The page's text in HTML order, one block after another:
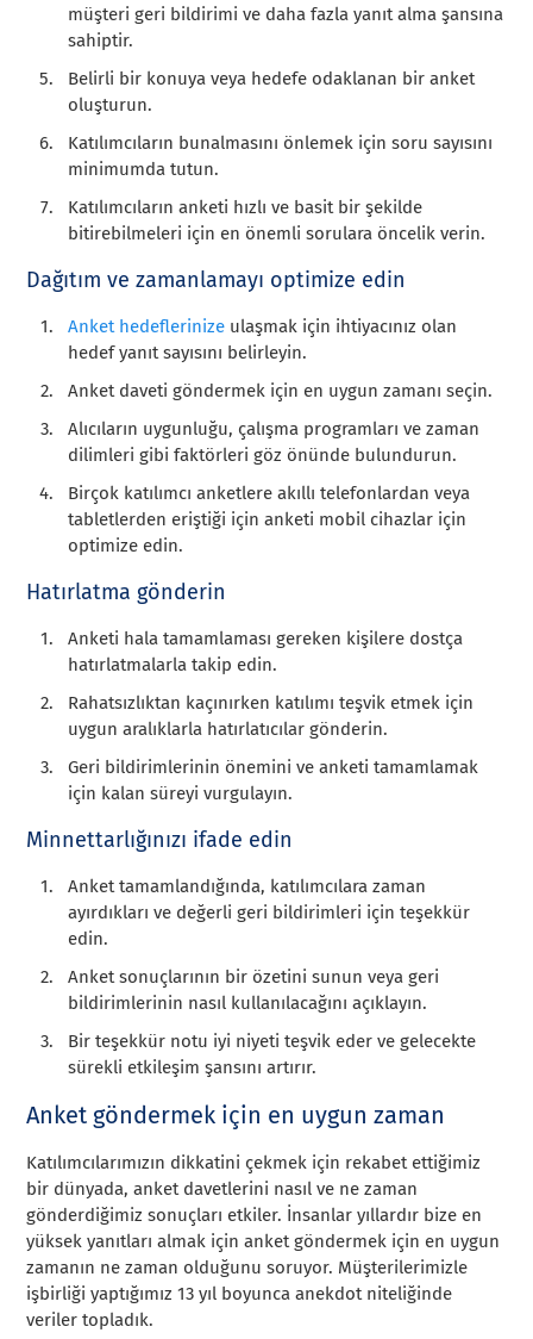
müşteri geri bildirimi ve daha fazla yanıt alma şansına
sahiptir.
Belirli bir konuya veya hedefe odaklanan bir anket
oluşturun.
Katılımcıların bunalmasını önlemek için soru sayısını
minimumda tutun.
Katılımcıların anketi hızlı ve basit bir şekilde
bitirebilmeleri için en önemli sorulara öncelik verin.
Dağıtım ve zamanlamayı optimize edin
Anket hedeflerinize ulaşmak için ihtiyacınız olan
hedef yanıt sayısını belirleyin.
Anket daveti göndermek için en uygun zamanı seçin.
Alıcıların uygunluğu, çalışma programları ve zaman
dilimleri gibi faktörleri göz önünde bulundurun.
Birçok katılımcı anketlere akıllı telefonlardan veya
tabletlerden eriştiği için anketi mobil cihazlar için
optimize edin.
Hatırlatma gönderin
Anketi hala tamamlaması gereken kişilere dostça
hatırlatmalarla takip edin.
Rahatsızlıktan kaçınırken katılımı teşvik etmek için
uygun aralıklarla hatırlatıcılar gönderin.
Geri bildirimlerinin önemini ve anketi tamamlamak
için kalan süreyi vurgulayın.
Minnettarlığınızı ifade edin
Anket tamamlandığında, katılımcılara zaman
ayırdıkları ve değerli geri bildirimleri için teşekkür
edin.
Anket sonuçlarının bir özetini sunun veya geri
bildirimlerinin nasıl kullanılacağını açıklayın.
Bir teşekkür notu iyi niyeti teşvik eder ve gelecekte
sürekli etkileşim şansını artırır.
Anket göndermek için en uygun zaman
Katılımcılarımızın dikkatini çekmek için rekabet ettiğimiz
bir dünyada, anket davetlerini nasıl ve ne zaman
gönderdiğimiz sonuçları etkiler. İnsanlar yıllardır bize en
yüksek yanıtları almak için anket göndermek için en uygun
zamanın ne zaman olduğunu soruyor. Müşterilerimizle
işbirliği yaptığımız 13 yıl boyunca anekdot niteliğinde
veriler topladık.